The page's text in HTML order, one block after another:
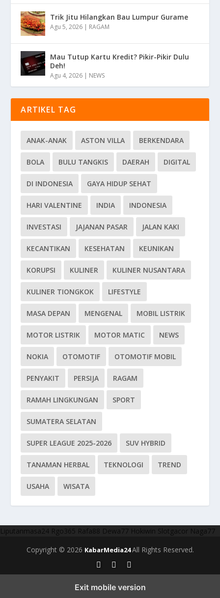
Trik Jitu Hilangkan Bau Lumpur Gurame
Agu 5, 2026 | RAGAM
Mau Tutup Kartu Kredit? Pikir-Pikir Dulu
Deh!
Agu 4, 2026 | NEWS
ARTIKEL TAG
ANAK-ANAK ASTON VILLA BERKENDARA
BOLA BULU TANGKIS DAERAH DIGITAL
DI INDONESIA GAYA HIDUP SEHAT
HARI VALENTINE INDIA INDONESIA
INVESTASI JAJANAN PASAR JALAN KAKI
KECANTIKAN KESEHATAN KEUNIKAN
KORUPSI KULINER KULINER NUSANTARA
KULINER TIONGKOK LIFESTYLE
MASA DEPAN MENGENAL MOBIL LISTRIK
MOTOR LISTRIK MOTOR MATIC NEWS
NOKIA OTOMOTIF OTOMOTIF MOBIL
PENYAKIT PERSIJA RAGAM
RAMAH LINGKUNGAN SPORT
SUMATERA SELATAN
SUPER LEAGUE 2025-2026 SUV HYBRID
TANAMAN HERBAL TEKNOLOGI TREND
USAHA WISATA
Liputanmasa24 Rgo365 Rafa88 Dewa77 Hokiwin Slotgacor Naga77
Copyright © 2026 KabarMedia24All Rights Reserved.
Exit mobile version